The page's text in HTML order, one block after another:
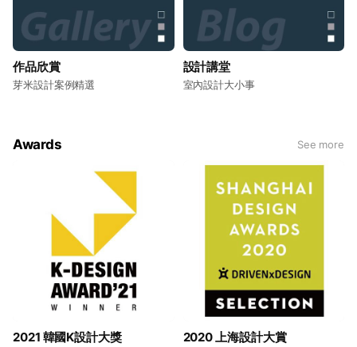
作品欣賞
芽米設計案例精選
設計講堂
室內設計大小事
Awards See more
2021 韓國K設計大獎 2020 上海設計大賞